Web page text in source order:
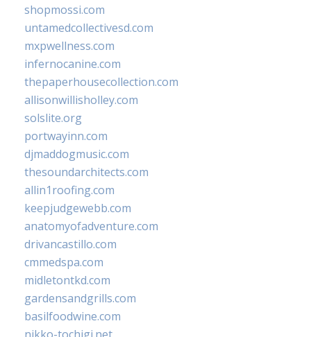
shopmossi.com
untamedcollectivesd.com
mxpwellness.com
infernocanine.com
thepaperhousecollection.com
allisonwillisholley.com
solslite.org
portwayinn.com
djmaddogmusic.com
thesoundarchitects.com
allin1roofing.com
keepjudgewebb.com
anatomyofadventure.com
drivancastillo.com
cmmedspa.com
midletontkd.com
gardensandgrills.com
basilfoodwine.com